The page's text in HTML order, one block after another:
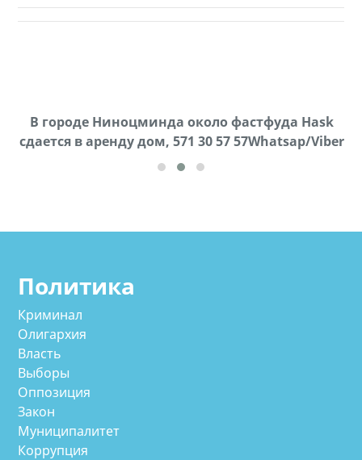
В городе Ниноцминда около фастфуда Hask
cдается в аренду дом, 571 30 57 57Whatsap/Viber
Продается машина марки Prado,571 30 57
57Whatsap/Viber
Политика
Криминал
Олигархия
Власть
Выборы
Оппозиция
Закон
Муниципалитет
Коррупция